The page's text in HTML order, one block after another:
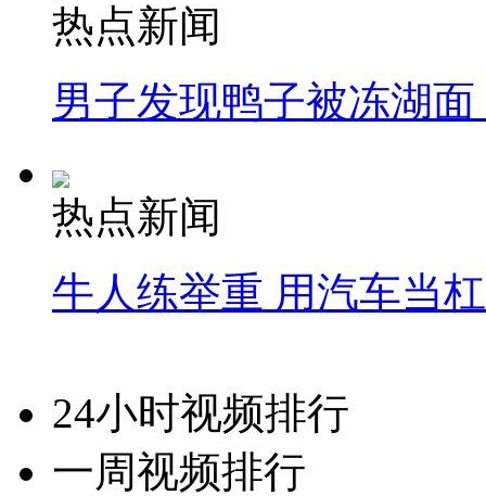
热点新闻
男子发现鸭子被冻湖
热点新闻
牛人练举重 用汽车当
24小时视频排行
一周视频排行